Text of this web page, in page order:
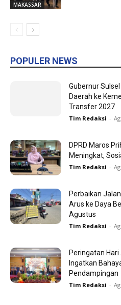
MAKASSAR
POPULER NEWS
Gubernur
Daerah ke
Transfer 2027
Tim Redaksi -
DPRD Maros
Meningkat,
Tim Redaksi -
Perbaikan
Arus ke Daya
Agustus
Tim Redaksi -
Peringatan
Ingatkan
Pendampingan
Tim Redaksi -